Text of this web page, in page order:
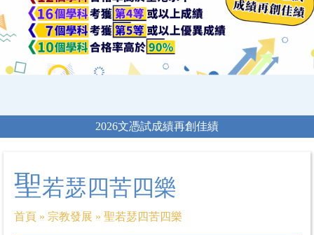
2026文憑試成績再創佳績
聖若瑟四苦四樂
首頁 » 宗教發展 » 聖若瑟四苦四樂